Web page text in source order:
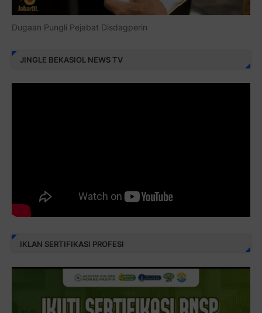
Dugaan Pungli Pejabat Disdagperin
JINGLE BEKASIOL NEWS TV
IKLAN SERTIFIKASI PROFESI